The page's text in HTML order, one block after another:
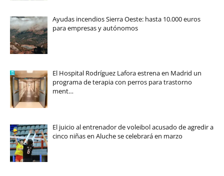
Ayudas incendios Sierra Oeste: hasta 10.000 euros
para empresas y autónomos
El Hospital Rodríguez Lafora estrena en Madrid un
programa de terapia con perros para trastorno
ment…
El juicio al entrenador de voleibol acusado de agredir a
cinco niñas en Aluche se celebrará en marzo